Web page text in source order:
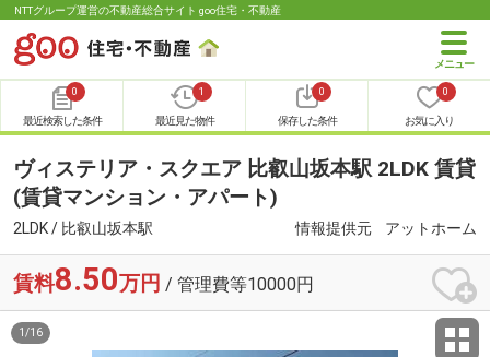
NTTグループ運営の不動産総合サイト goo住宅・不動産
0
最近検索した条件
1
最近見た物件
0
保存した条件
0
お気に入り
ヴィステリア・スクエア 比叡山坂本駅 2LDK 賃貸
(賃貸マンション・アパート)
2LDK / 比叡山坂本駅 情報提供元 アットホーム
賃料8.50万円 / 管理費等10000円
1 /16